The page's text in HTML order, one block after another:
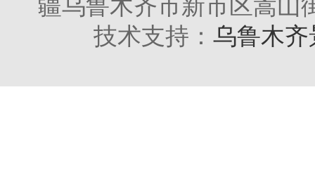
疆乌鲁木齐市新市区嵩山
技术支持： 乌鲁木